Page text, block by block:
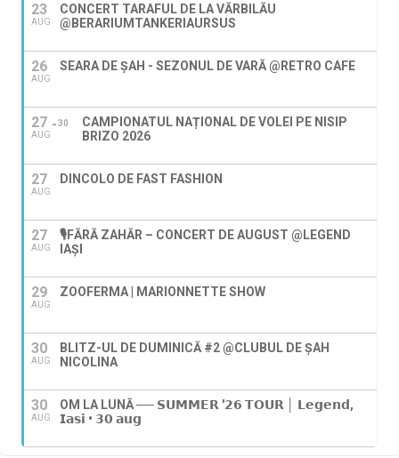
23
AUG
CONCERT TARAFUL DE LA VĂRBILĂU
@BERARIUMTANKERIAURSUS
26
AUG
SEARA DE ȘAH - SEZONUL DE VARĂ @RETRO CAFE
27
AUG
30
CAMPIONATUL NAȚIONAL DE VOLEI PE NISIP
BRIZO 2026
27
AUG
DINCOLO DE FAST FASHION
27
AUG
🎙️FĂRĂ ZAHĂR – CONCERT DE AUGUST @LEGEND
IAŞI
29
AUG
ZOOFERMA | MARIONNETTE SHOW
30
AUG
BLITZ-UL DE DUMINICĂ #2 @CLUBUL DE ȘAH
NICOLINA
30
AUG
OM LA LUNĂ ── 𝗦𝗨𝗠𝗠𝗘𝗥 '𝟮𝟲 𝗧𝗢𝗨𝗥 │ 𝗟𝗲𝗴𝗲𝗻𝗱,
𝗜𝗮𝘀𝗶 • 𝟯𝟬 𝗮𝘂𝗴